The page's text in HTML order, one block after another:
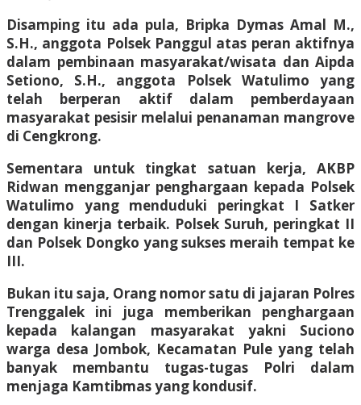
Disamping itu ada pula, Bripka Dymas Amal M.,
S.H., anggota Polsek Panggul atas peran aktifnya
dalam pembinaan masyarakat/wisata dan Aipda
Setiono, S.H., anggota Polsek Watulimo yang
telah berperan aktif dalam pemberdayaan
masyarakat pesisir melalui penanaman mangrove
di Cengkrong.
Sementara untuk tingkat satuan kerja, AKBP
Ridwan mengganjar penghargaan kepada Polsek
Watulimo yang menduduki peringkat I Satker
dengan kinerja terbaik. Polsek Suruh, peringkat II
dan Polsek Dongko yang sukses meraih tempat ke
III.
Bukan itu saja, Orang nomor satu di jajaran Polres
Trenggalek ini juga memberikan penghargaan
kepada kalangan masyarakat yakni Suciono
warga desa Jombok, Kecamatan Pule yang telah
banyak membantu tugas-tugas Polri dalam
menjaga Kamtibmas yang kondusif.